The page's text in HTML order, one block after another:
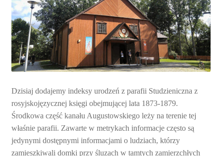
menu
Sklep
Expand
child
menu
Resources
Expand
child
menu
Dzisiaj dodajemy indeksy urodzeń z parafii Studzieniczna z
rosyjskojęzycznej księgi obejmującej lata 1873-1879.
Środkowa część kanału Augustowskiego leży na terenie tej
właśnie parafii. Zawarte w metrykach informacje często są
jedynymi dostępnymi informacjami o ludziach, którzy
zamieszkiwali domki przy śluzach w tamtych zamierzchłych